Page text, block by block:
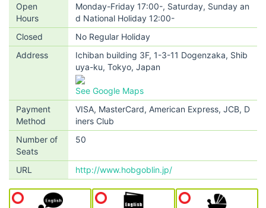
Open
Hours
Monday-Friday 17:00-, Saturday, Sunday an
d National Holiday 12:00-
Closed
No Regular Holiday
Address
Ichiban building 3F, 1-3-11 Dogenzaka, Shib
uya-ku, Tokyo, Japan
See Google Maps
Payment
Method
VISA, MasterCard, American Express, JCB, D
iners Club
Number of
Seats
50
URL http://www.hobgoblin.jp/